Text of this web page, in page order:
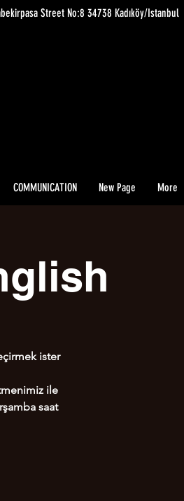
Street No:8 34738 Kadıköy/Istanbul
COMMUNICATION New Page More
ister
ile
saat